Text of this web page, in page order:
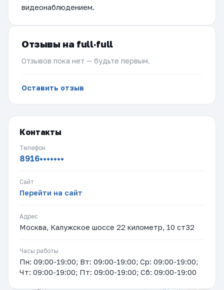
видеонаблюдением.
Отзывы на full·full
Отзывов пока нет — будьте первым.
Оставить отзыв
Контакты
Телефон
8916•••••••
Сайт
Перейти на сайт
Адрес
Москва, Калужское шоссе 22 километр, 10 ст32
Часы работы
Пн: 09:00-19:00; Вт: 09:00-19:00; Ср: 09:00-19:00;
Чт: 09:00-19:00; Пт: 09:00-19:00; Сб: 09:00-19:00